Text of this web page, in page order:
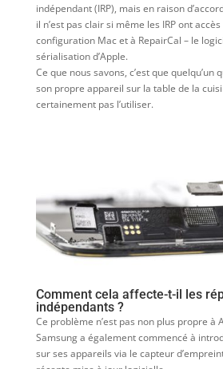
indépendant (IRP), mais en raison
il n’est pas clair si même les IRP ont
configuration Mac et à RepairCal – le
sérialisation d’Apple.
Ce que nous savons, c’est que quelqu’un
son propre appareil sur la table de la
certainement pas l’utiliser.
Comment cela affecte-t-il les
indépendants ?
Ce problème n’est pas non plus propre à
Samsung a également commencé à
sur ses appareils via le capteur